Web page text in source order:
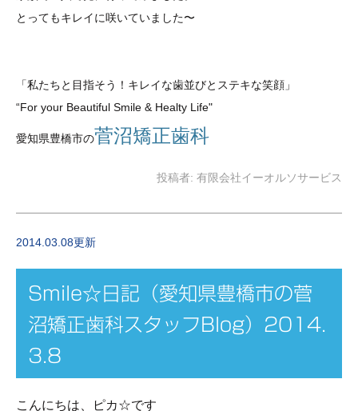
とってもキレイに咲いていました〜
「私たちと目指そう！キレイな歯並びとステキな笑顔 」
“For your Beautiful Smile & Healty Life"
愛知県豊橋市の菅沼矯正歯科
投稿者: 有限会社イーオルソサービス
2014.03.08更新
Smile☆日記（愛知県豊橋市の菅
沼矯正歯科スタッフBlog）2014.
3.8
こんにちは、ピカ☆です